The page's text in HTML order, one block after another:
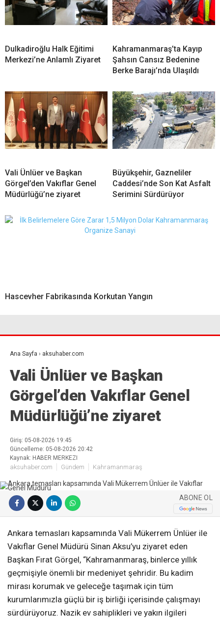
Dulkadiroğlu Halk Eğitimi
Merkezi’ne Anlamlı Ziyaret
Kahramanmaraş’ta Kayıp
Şahsın Cansız Bedenine
Berke Barajı’nda Ulaşıldı
Vali Ünlüer ve Başkan
Görgel’den Vakıflar Genel
Müdürlüğü’ne ziyaret
Büyükşehir, Gazneliler
Caddesi’nde Son Kat Asfalt
Serimini Sürdürüyor
Hascevher Fabrikasında Korkutan Yangın
Ana Sayfa › aksuhaber.com
Vali Ünlüer ve Başkan
Görgel’den Vakıflar Genel
Müdürlüğü’ne ziyaret
Giriş: 05-08-2026 19:45
Güncelleme: 05-08-2026 20:42
Kaynak: HABER MERKEZI
aksuhaber.com Gündem Kahramanmaraş
ABONE OL
Ankara temasları kapsamında Vali Mükerrem Ünlüer ile
Vakıflar Genel Müdürü Sinan Aksu’yu ziyaret eden
Başkan Fırat Görgel, “Kahramanmaraş, binlerce yıllık
geçmişiyle önemli bir medeniyet şehridir. Bu kadim
mirası korumak ve geleceğe taşımak için tüm
kurumlarımızla güçlü bir iş birliği içerisinde çalışmayı
sürdürüyoruz. Nazik ev sahiplikleri ve yakın ilgileri